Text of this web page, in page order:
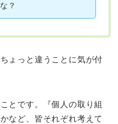
？
ょっと違うことに気が付
とです。『個人の取り組
など、皆それぞれ考えて